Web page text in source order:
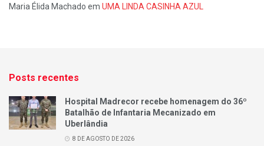
Maria Élida Machado em UMA LINDA CASINHA AZUL
Posts recentes
Hospital Madrecor recebe homenagem do 36º
Batalhão de Infantaria Mecanizado em
Uberlândia
8 DE AGOSTO DE 2026